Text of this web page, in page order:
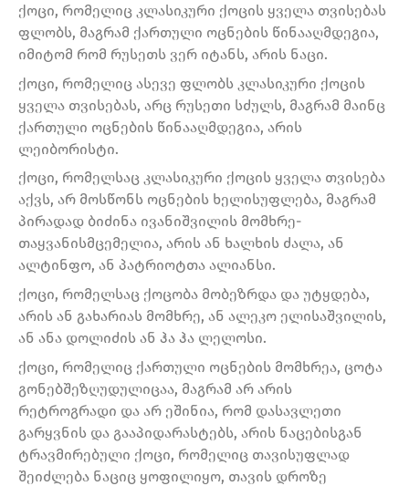
ქოცი, რომელიც კლასიკური ქოცის ყველა თვისებას
ფლობს, მაგრამ ქართული ოცნების წინააღმდეგია,
იმიტომ რომ რუსეთს ვერ იტანს, არის ნაცი.
ქოცი, რომელიც ასევე ფლობს კლასიკური ქოცის
ყველა თვისებას, არც რუსეთი სძულს, მაგრამ მაინც
ქართული ოცნების წინააღმდეგია, არის
ლეიბორისტი.
ქოცი, რომელსაც კლასიკური ქოცის ყველა თვისება
აქვს, არ მოსწონს ოცნების ხელისუფლება, მაგრამ
პირადად ბიძინა ივანიშვილის მომხრე-
თაყვანისმცემელია, არის ან ხალხის ძალა, ან
ალტინფო, ან პატრიოტთა ალიანსი.
ქოცი, რომელსაც ქოცობა მობეზრდა და უტყდება,
არის ან გახარიას მომხრე, ან ალეკო ელისაშვილის,
ან ანა დოლიძის ან ჰა ჰა ლელოსი.
ქოცი, რომელიც ქართული ოცნების მომხრეა, ცოტა
გონებშეზღუდულიცაა, მაგრამ არ არის
რეტროგრადი და არ ეშინია, რომ დასავლეთი
გარყვნის და გააპიდარასტებს, არის ნაცებისგან
ტრავმირებული ქოცი, რომელიც თავისუფლად
შეიძლება ნაციც ყოფილიყო, თავის დროზე